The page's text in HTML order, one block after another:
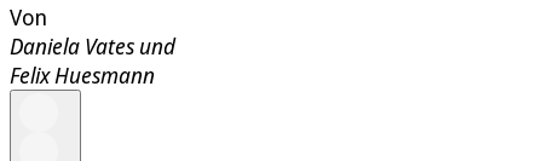
Von
Daniela Vates und
Felix Huesmann